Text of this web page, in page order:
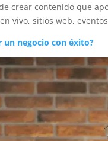
crear contenido que
vivo, sitios web,
un negocio con éxito?